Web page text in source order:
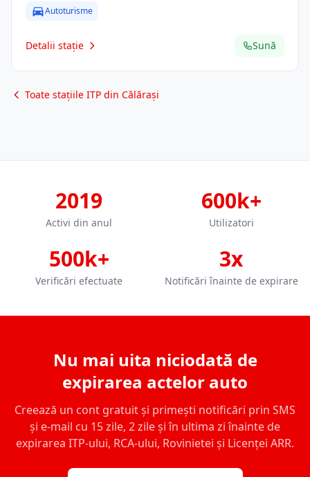
Autoturisme
Detalii stație Sună
Toate stațiile ITP din Călărași
2019
Activi din anul
600k+
Utilizatori
500k+
Verificări efectuate
3x
Notificări înainte de expirare
Nu mai uita niciodată de
expirarea actelor auto
Creează un cont gratuit și primești notificări prin SMS
și e-mail cu 15 zile, 2 zile și în ultima zi înainte de
expirarea ITP-ului, RCA-ului, Rovinietei și Licenței ARR.